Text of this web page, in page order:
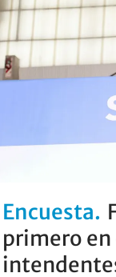
Encuesta
primero